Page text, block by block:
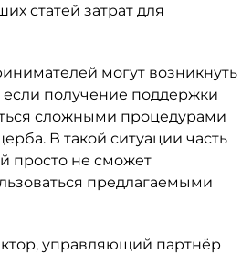
статей затрат для
могут возникнуть
если получение поддержки
сложными процедурами
В такой ситуации часть
просто не сможет
предлагаемыми
управляющий партнёр